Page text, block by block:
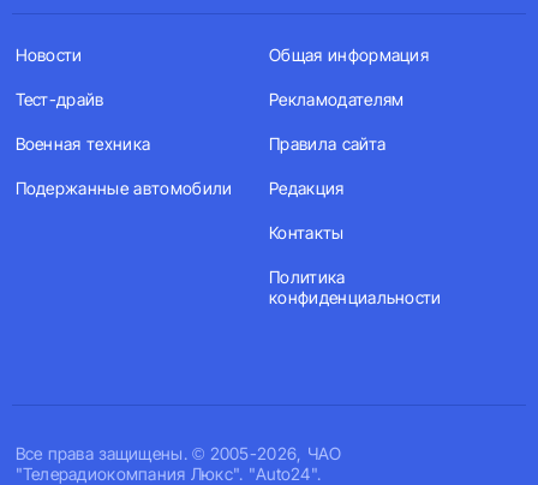
Все права защищены. © 2005-2026, ЧАО
"Телерадиокомпания Люкс". "Auto24".
Новости
Тест-драйв
Военная техника
Подержанные автомобили
Общая информация
Рекламодателям
Правила сайта
Редакция
Контакты
Политика
конфиденциальности